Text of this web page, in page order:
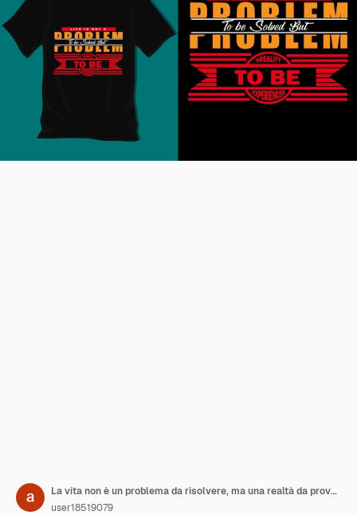
La vita non è un problema da risolvere, ma una realtà da provare
user18519079